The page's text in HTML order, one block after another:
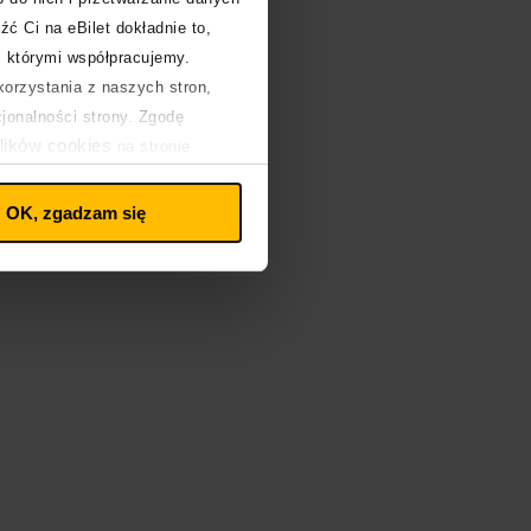
Ci na eBilet dokładnie to,
współpracujemy.
z naszych stron,
strony. Zgodę
cookies
OK, zgadzam się